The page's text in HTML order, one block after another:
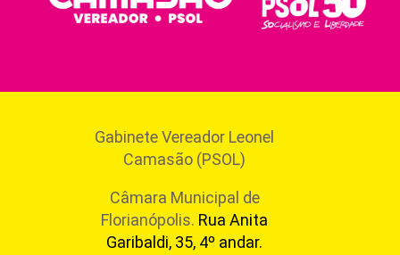
Gabinete Vereador Leonel
Camasão (PSOL)
Câmara Municipal de
Florianópolis. Rua Anita
Garibaldi, 35, 4º andar.